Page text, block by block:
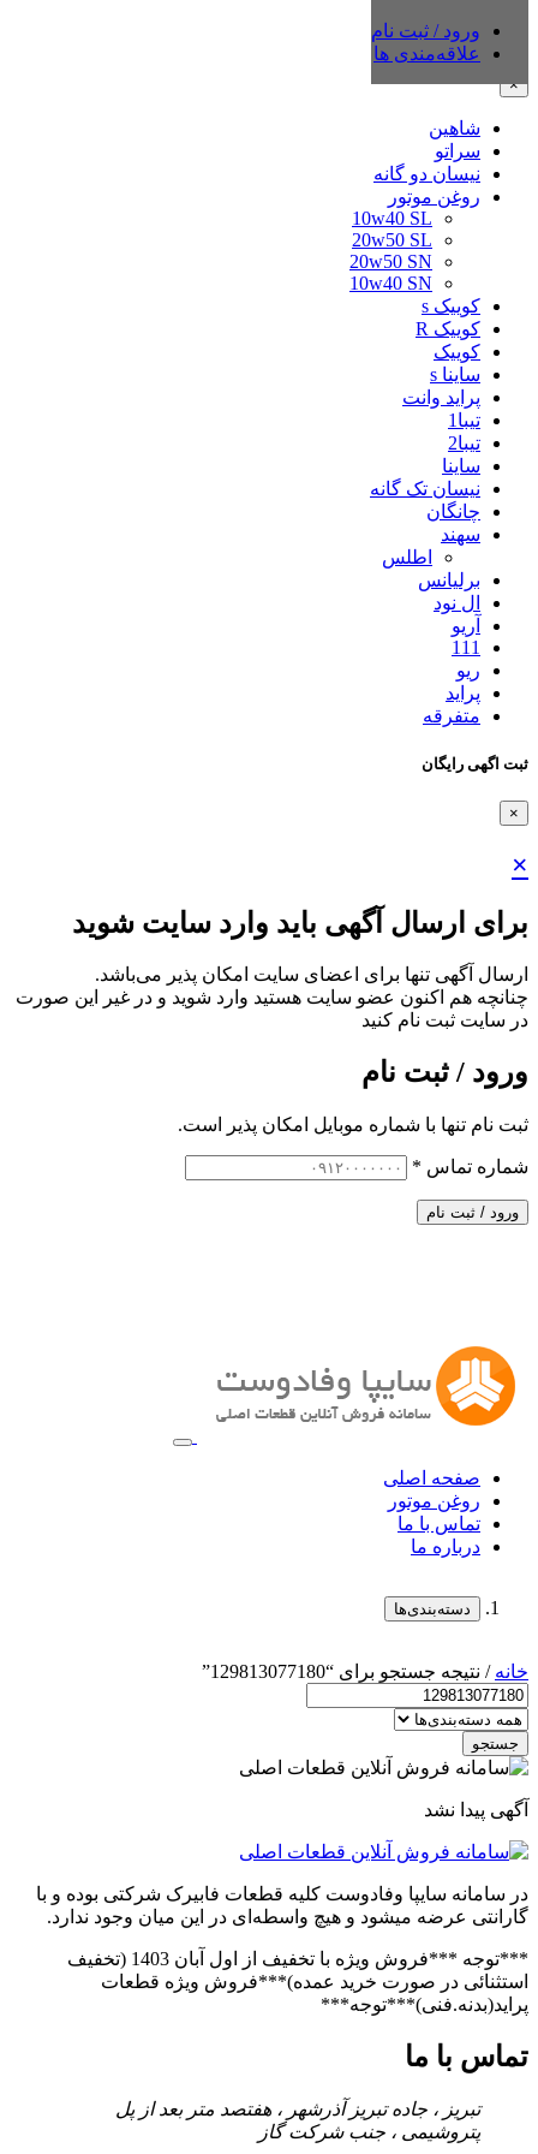
دسته‌بندی‌ها
×
شاهین
سراتو
نیسان دو گانه
روغن موتور
10w40 SL
20w50 SL
20w50 SN
10w40 SN
کوییک s
کوییک R
کوییک
ساینا s
پراید وانت
تیبا1
تیبا2
ساینا
نیسان تک گانه
چانگان
سهند
اطلس
برلیانس
ال نود
آریو
111
ریو
پراید
متفرقه
ثبت اگهی رایگان
×
×
برای ارسال آگهی باید وارد سایت شوید
ارسال آگهی تنها برای اعضای سایت امکان پذیر می‌باشد.
چنانچه هم‌ اکنون عضو سایت هستید وارد شوید و در غیر این صورت
در سایت ثبت نام کنید
ورود / ثبت نام
ثبت نام تنها با شماره موبایل امکان پذیر است.
شماره تماس *
ورود / ثبت نام
ورود / ثبت نام
علاقه‌مندی ها
صفحه اصلی
روغن موتور
تماس با ما
درباره ما
دسته‌بندی‌ها
خانه / نتیجه جستجو برای “129813077180”
جستجو
آگهی پیدا نشد
در سامانه سایپا وفادوست کلیه قطعات فابیرک شرکتی بوده و با
گارانتی عرضه میشود و هیچ واسطه‌ای در این میان وجود ندارد.
***توجه ***فروش ویژه با تخفیف از اول آبان 1403 (تخفیف
استثنائی در صورت خرید عمده)***فروش ویژه قطعات
پراید(بدنه.فنی)***توجه***
تماس با ما
تبریز ، جاده تبریز آذرشهر ، هفتصد متر بعد از پل
پتروشیمی ، جنب شرکت گاز